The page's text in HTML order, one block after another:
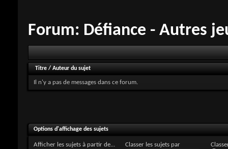
Forum: Défiance - Autres
Titre / Auteur du sujet
Il n'y a pas de messages dans ce forum.
Options d'affichage des sujets
Afficher les sujets à partir de... Classer les sujets par